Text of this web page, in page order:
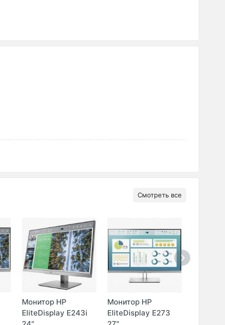
Смотреть все
Монитор HP
EliteDisplay E243i
Монитор HP
EliteDisplay E273